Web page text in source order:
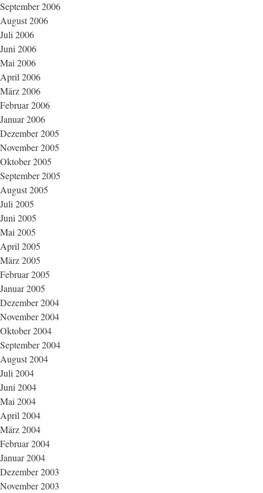
September 2006
August 2006
Juli 2006
Juni 2006
Mai 2006
April 2006
März 2006
Februar 2006
Januar 2006
Dezember 2005
November 2005
Oktober 2005
September 2005
August 2005
Juli 2005
Juni 2005
Mai 2005
April 2005
März 2005
Februar 2005
Januar 2005
Dezember 2004
November 2004
Oktober 2004
September 2004
August 2004
Juli 2004
Juni 2004
Mai 2004
April 2004
März 2004
Februar 2004
Januar 2004
Dezember 2003
November 2003